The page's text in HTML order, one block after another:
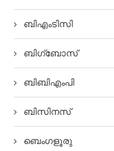
ബിഎംടിസി
ബിഗ്‌ബോസ്
ബിബിഎംപി
ബിസിനസ്
ബെംഗളൂരു